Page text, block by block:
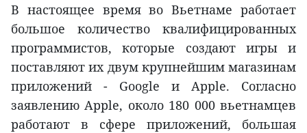
В настоящее время во Вьетнаме работает
большое количество квалифицированных
программистов, которые создают игры и
поставляют их двум крупнейшим магазинам
приложений - Google и Apple. Согласно
заявлению Apple, около 180 000 вьетнамцев
работают в сфере приложений, большая